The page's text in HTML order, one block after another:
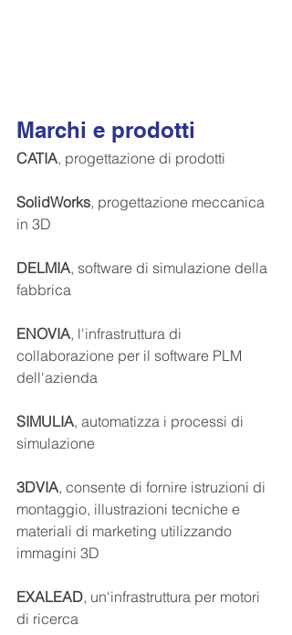
Marchi e prodotti
CATIA, progettazione di prodotti
SolidWorks, progettazione meccanica
in 3D
DELMIA, software di simulazione della
fabbrica
ENOVIA, l'infrastruttura di
collaborazione per il software PLM
dell'azienda
SIMULIA, automatizza i processi di
simulazione
3DVIA, consente di fornire istruzioni di
montaggio, illustrazioni tecniche e
materiali di marketing utilizzando
immagini 3D
EXALEAD, un'infrastruttura per motori
di ricerca